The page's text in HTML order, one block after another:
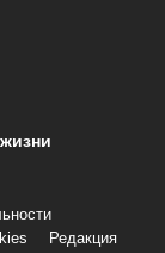
Редакция